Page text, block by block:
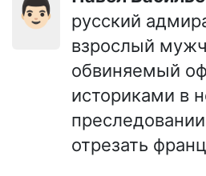
👨🏻
русский
взрослый
обвиняемый
историками в
отрезать